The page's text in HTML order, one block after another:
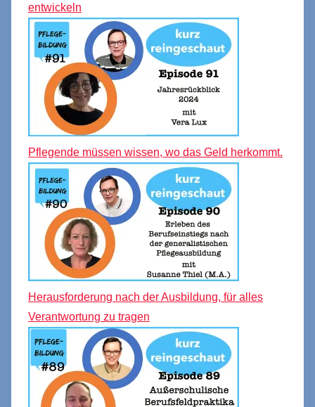
entwickeln
Pflegende müssen wissen, wo das Geld herkommt.
Herausforderung nach der Ausbildung, für alles
Verantwortung zu tragen